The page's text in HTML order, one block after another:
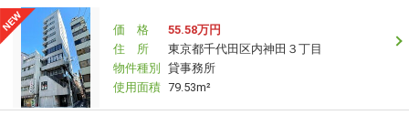
価 格
55.58万円
住 所
東京都千代田区内神田３丁目
物件種別
貸事務所
使用面積 79.53m²